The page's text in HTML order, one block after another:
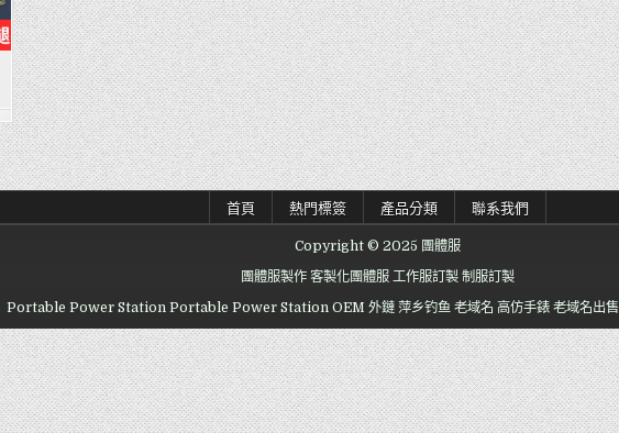
首頁 熱門標簽 產品分類 聯系我們
Copyright © 2025 團體服
團體服製作 客製化團體服 工作服訂製 制服訂製
Portable Power Station Portable Power Station OEM 外鏈 萍乡钓鱼 老域名 高仿手錶 老域名出售